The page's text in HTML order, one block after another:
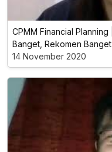
CPMM Financial
Banget, Rekomen Banget
14 November 2020